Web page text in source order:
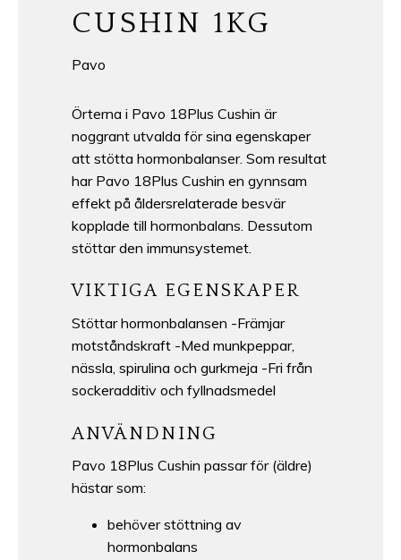
CUSHIN 1KG
Pavo
Örterna i Pavo 18Plus Cushin är
noggrant utvalda för sina egenskaper
att stötta hormonbalanser. Som resultat
har Pavo 18Plus Cushin en gynnsam
effekt på åldersrelaterade besvär
kopplade till hormonbalans. Dessutom
stöttar den immunsystemet.
VIKTIGA EGENSKAPER
Stöttar hormonbalansen -Främjar
motståndskraft -Med munkpeppar,
nässla, spirulina och gurkmeja -Fri från
sockeradditiv och fyllnadsmedel
ANVÄNDNING
Pavo 18Plus Cushin passar för (äldre)
hästar som:
behöver stöttning av
hormonbalans